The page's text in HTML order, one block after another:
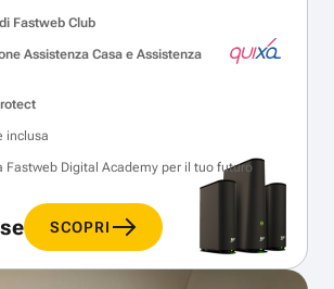
Fastweb Club
Assistenza Casa e Assistenza
inclusa
Fastweb Digital Academy per il tuo futuro
SCOPRI